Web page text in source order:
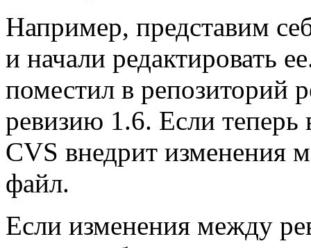
Например, представим
и начали редактировать
поместил в репозиторий
ревизию 1.6. Если
CVS внедрит изменения
файл.
Если изменения между